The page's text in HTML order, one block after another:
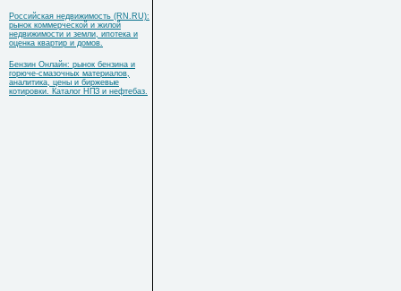
Российская недвижимость (RN.RU):
рынок коммерческой и жилой
недвижимости и земли, ипотека и
оценка квартир и домов.
Бензин Онлайн: рынок бензина и
горюче-смазочных материалов,
аналитика, цены и биржевые
котировки. Каталог НПЗ и нефтебаз.